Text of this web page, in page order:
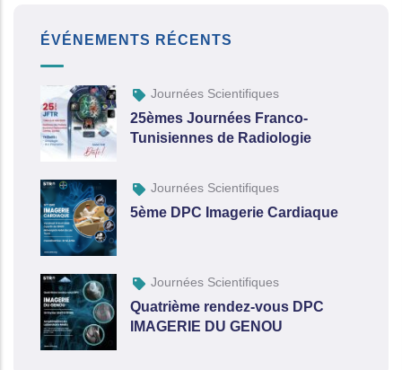
ÉVÉNEMENTS RÉCENTS
Journées Scientifiques
25èmes Journées Franco-
Tunisiennes de Radiologie
Journées Scientifiques
5ème DPC Imagerie Cardiaque
Journées Scientifiques
Quatrième rendez-vous DPC
IMAGERIE DU GENOU